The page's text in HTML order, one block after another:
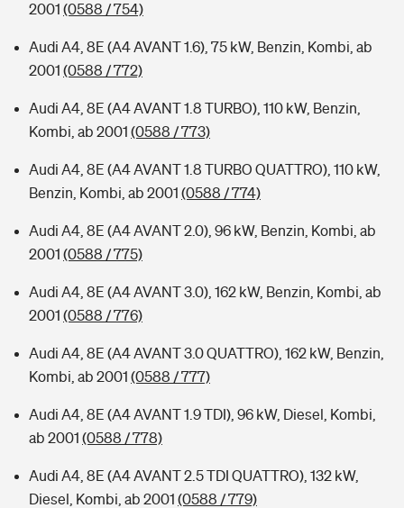
2001 (0588 / 754)
Audi A4, 8E (A4 AVANT 1.6), 75 kW, Benzin, Kombi, ab
2001 (0588 / 772)
Audi A4, 8E (A4 AVANT 1.8 TURBO), 110 kW, Benzin,
Kombi, ab 2001 (0588 / 773)
Audi A4, 8E (A4 AVANT 1.8 TURBO QUATTRO), 110 kW,
Benzin, Kombi, ab 2001 (0588 / 774)
Audi A4, 8E (A4 AVANT 2.0), 96 kW, Benzin, Kombi, ab
2001 (0588 / 775)
Audi A4, 8E (A4 AVANT 3.0), 162 kW, Benzin, Kombi, ab
2001 (0588 / 776)
Audi A4, 8E (A4 AVANT 3.0 QUATTRO), 162 kW, Benzin,
Kombi, ab 2001 (0588 / 777)
Audi A4, 8E (A4 AVANT 1.9 TDI), 96 kW, Diesel, Kombi,
ab 2001 (0588 / 778)
Audi A4, 8E (A4 AVANT 2.5 TDI QUATTRO), 132 kW,
Diesel, Kombi, ab 2001 (0588 / 779)